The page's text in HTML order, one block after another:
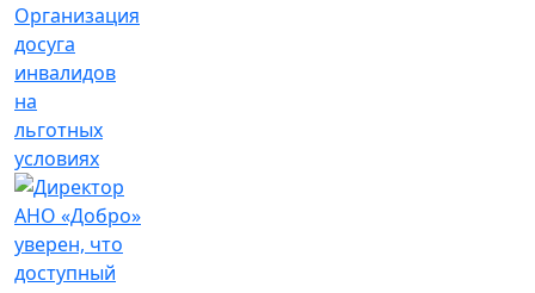
Организация
досуга
инвалидов
на
льготных
условиях